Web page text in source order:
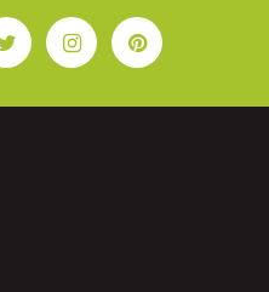
TwitterInstagramPinterest